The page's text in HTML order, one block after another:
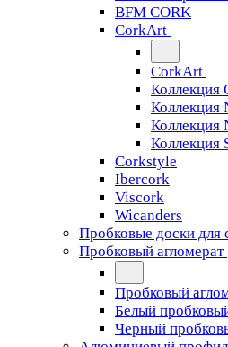
BFM CORK
CorkArt
CorkArt
Коллекция
Коллекция
Коллекция
Коллекция
Corkstyle
Ibercork
Viscork
Wicanders
Пробковые доски для
Пробковый агломерат
Пробковый
Белый
Черный